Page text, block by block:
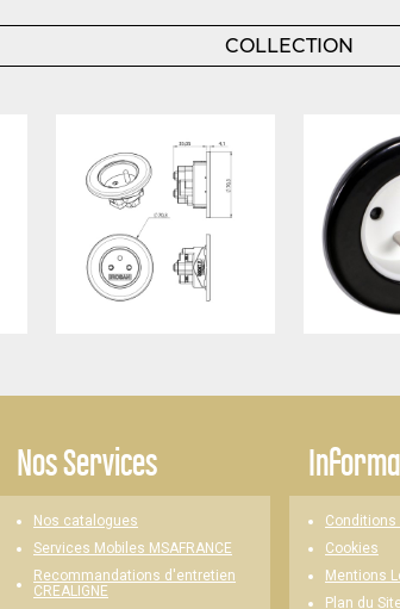
COLLECTION
Nos Services
Nos catalogues
Services Mobiles MSAFRANCE
Recommandations d'entretien
CREALIGNE
Conditions
Cookies
Mentions
Plan du